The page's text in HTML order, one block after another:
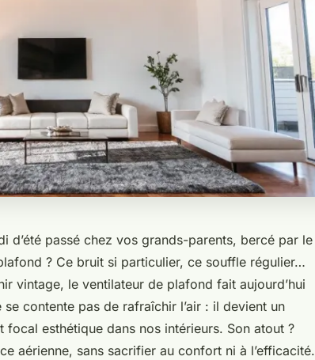
d’été passé chez vos grands-parents, bercé par le
? Ce bruit si particulier, ce souffle régulier…
vintage, le ventilateur de plafond fait aujourd’hui
contente pas de rafraîchir l’air : il devient un
esthétique dans nos intérieurs. Son atout ?
aérienne, sans sacrifier au confort ni à l’efficacité.